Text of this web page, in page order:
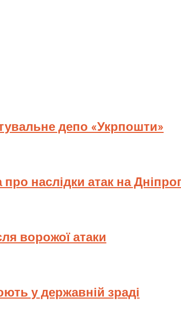
депо «Укрпошти»
наслідки атак на
ворожої атаки
у державній зраді